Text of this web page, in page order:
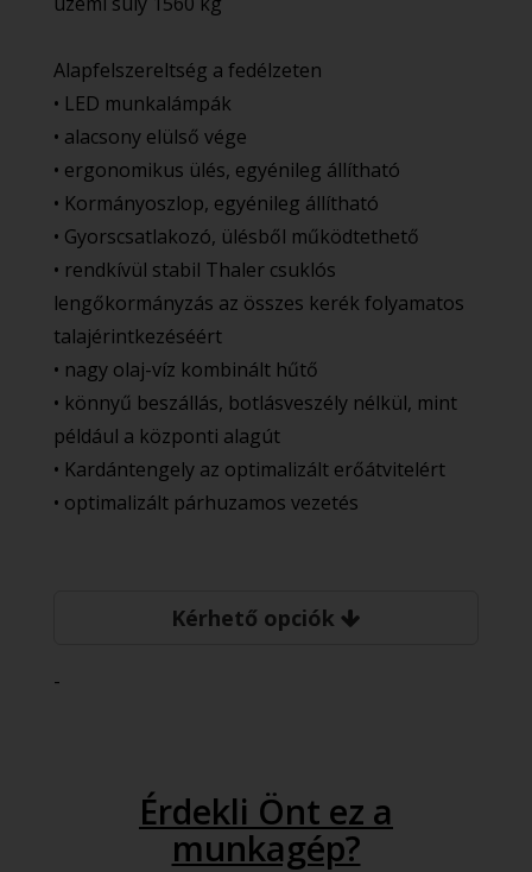
Alapfelszereltség a fedélzeten
• LED munkalámpák
• alacsony elülső vége
• ergonomikus ülés, egyénileg állítható
• Kormányoszlop, egyénileg állítható
• Gyorscsatlakozó, ülésből működtethető
• rendkívül stabil Thaler csuklós
lengőkormányzás az összes kerék folyamatos
talajérintkezéséért
• nagy olaj-víz kombinált hűtő
• könnyű beszállás, botlásveszély nélkül, mint
például a központi alagút
• Kardántengely az optimalizált erőátvitelért
• optimalizált párhuzamos vezetés
Kérhető opciók
-
Érdekli Önt ez a
munkagép?